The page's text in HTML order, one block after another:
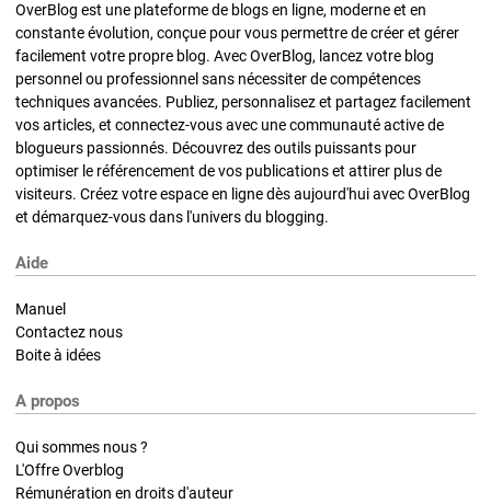
OverBlog est une plateforme de blogs en ligne, moderne et en
constante évolution, conçue pour vous permettre de créer et gérer
facilement votre propre blog. Avec OverBlog, lancez votre blog
personnel ou professionnel sans nécessiter de compétences
techniques avancées. Publiez, personnalisez et partagez facilement
vos articles, et connectez-vous avec une communauté active de
blogueurs passionnés. Découvrez des outils puissants pour
optimiser le référencement de vos publications et attirer plus de
visiteurs. Créez votre espace en ligne dès aujourd'hui avec OverBlog
et démarquez-vous dans l'univers du blogging.
Aide
Manuel
Contactez nous
Boite à idées
A propos
Qui sommes nous ?
L'Offre Overblog
Rémunération en droits d'auteur